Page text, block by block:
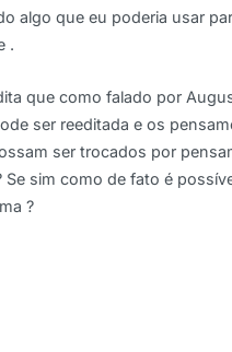
algo que eu poderia usar
.
que como falado por
ser reeditada e os
ser trocados por
Se sim como de fato é
?